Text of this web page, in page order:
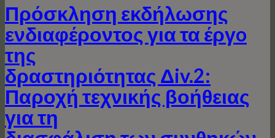
Πρόσκληση εκδήλωσης
ενδιαφέροντος για τα έργo
της
δραστηριότητας Δiv.2:
Παροχή τεχνικής βοήθειας
για τη